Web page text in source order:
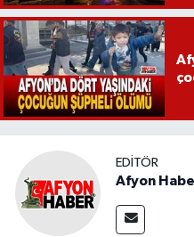
EDITÖR
Afyon